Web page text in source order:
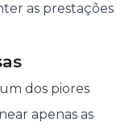
as prestações
dos piores
apenas as